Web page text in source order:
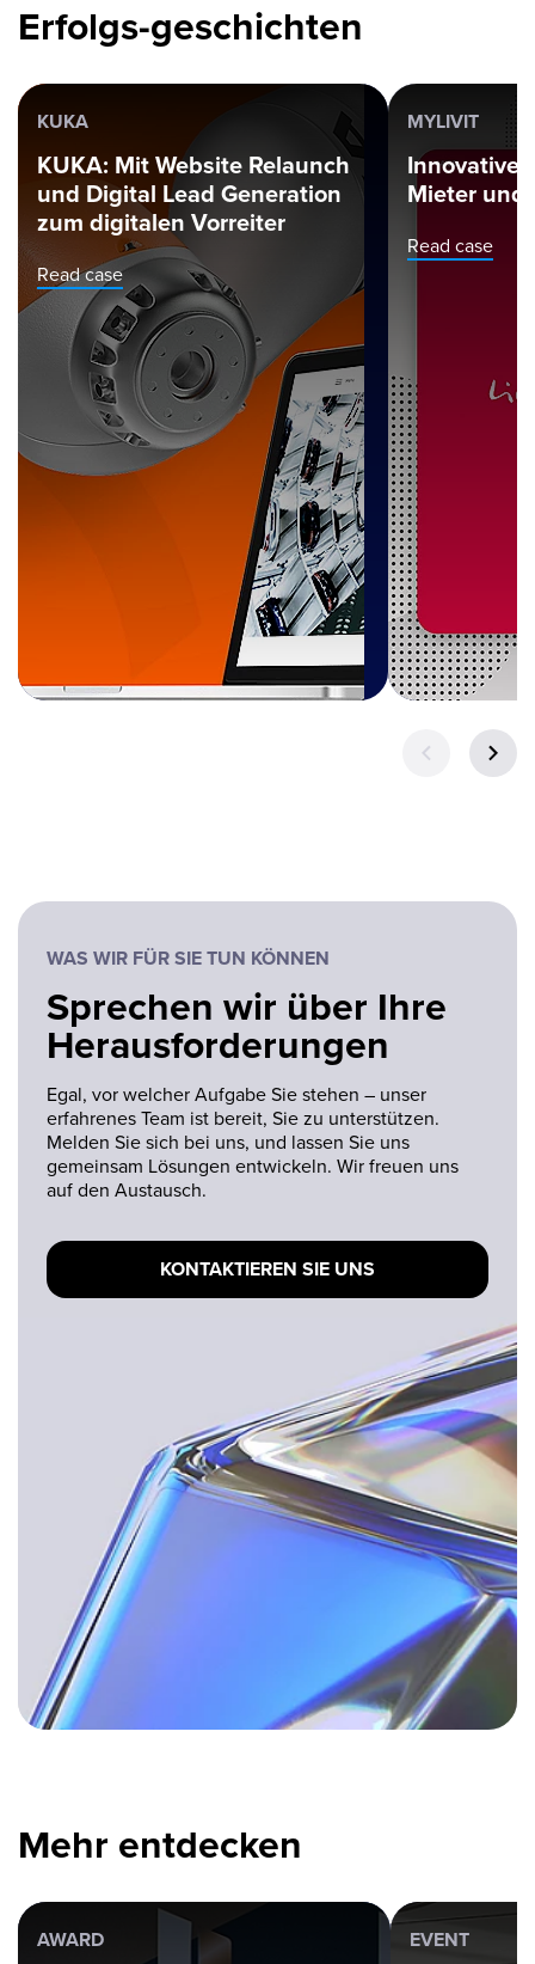
Erfolgs-geschichten
KUKA
KUKA: Mit Website Relaunch
und Digital Lead Generation
zum digitalen Vorreiter
Read case
MYLIVIT
Innovative
Mieter und
Read case
WAS WIR FÜR SIE TUN KÖNNEN
Sprechen wir über Ihre
Herausforderungen
Egal, vor welcher Aufgabe Sie stehen – unser
erfahrenes Team ist bereit, Sie zu unterstützen.
Melden Sie sich bei uns, und lassen Sie uns
gemeinsam Lösungen entwickeln. Wir freuen uns
auf den Austausch.
KONTAKTIEREN SIE UNS
Mehr entdecken
AWARD EVENT